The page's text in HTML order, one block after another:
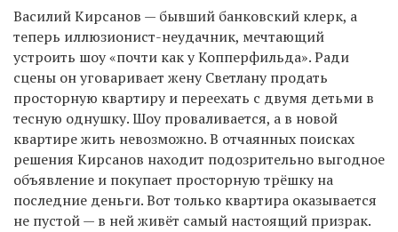
Василий Кирсанов — бывший банковский клерк, а
теперь иллюзионист-неудачник, мечтающий
устроить шоу «почти как у Копперфильда». Ради
сцены он уговаривает жену Светлану продать
просторную квартиру и переехать с двумя детьми в
тесную однушку. Шоу проваливается, а в новой
квартире жить невозможно. В отчаянных поисках
решения Кирсанов находит подозрительно выгодное
объявление и покупает просторную трёшку на
последние деньги. Вот только квартира оказывается
не пустой — в ней живёт самый настоящий призрак.